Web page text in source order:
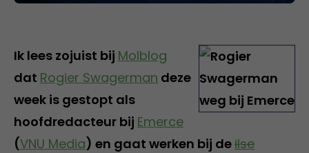
Ik lees zojuist bij Molblog
dat Rogier Swagerman deze
week is gestopt als
hoofdredacteur bij Emerce
(VNU Media) en gaat werken bij deilse